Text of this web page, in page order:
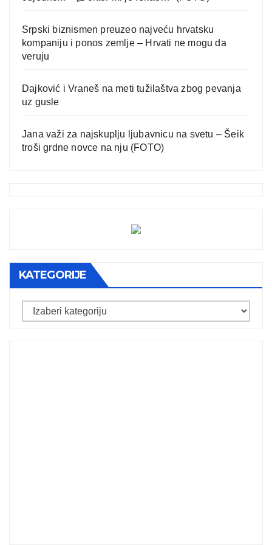
Srpski biznismen preuzeo najveću hrvatsku
kompaniju i ponos zemlje – Hrvati ne mogu da
veruju
Dajković i Vraneš na meti tužilaštva zbog pevanja
uz gusle
Jana važi za najskuplju ljubavnicu na svetu – Šeik
troši grdne novce na nju (FOTO)
KATEGORIJE
Kategorije